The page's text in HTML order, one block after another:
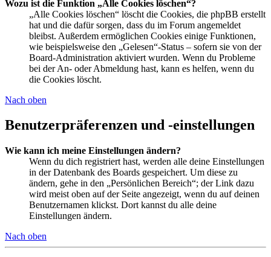
Wozu ist die Funktion „Alle Cookies löschen“?
„Alle Cookies löschen“ löscht die Cookies, die phpBB erstellt
hat und die dafür sorgen, dass du im Forum angemeldet
bleibst. Außerdem ermöglichen Cookies einige Funktionen,
wie beispielsweise den „Gelesen“-Status – sofern sie von der
Board-Administration aktiviert wurden. Wenn du Probleme
bei der An- oder Abmeldung hast, kann es helfen, wenn du
die Cookies löscht.
Nach oben
Benutzerpräferenzen und -einstellungen
Wie kann ich meine Einstellungen ändern?
Wenn du dich registriert hast, werden alle deine Einstellungen
in der Datenbank des Boards gespeichert. Um diese zu
ändern, gehe in den „Persönlichen Bereich“; der Link dazu
wird meist oben auf der Seite angezeigt, wenn du auf deinen
Benutzernamen klickst. Dort kannst du alle deine
Einstellungen ändern.
Nach oben